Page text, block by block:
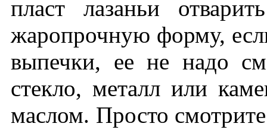
пласт лазаньи
жаропрочную форму,
выпечки, ее не надо
стекло, металл или
маслом. Просто